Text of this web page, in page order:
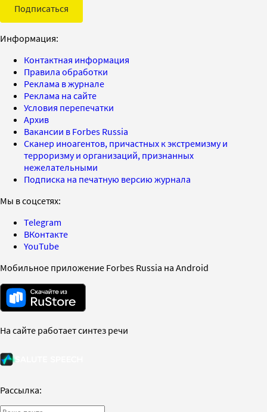
Подписаться
Информация:
Контактная информация
Правила обработки
Реклама в журнале
Реклама на сайте
Условия перепечатки
Архив
Вакансии в Forbes Russia
Сканер иноагентов, причастных к экстремизму и
терроризму и организаций, признанных
нежелательными
Подписка на печатную версию журнала
Мы в соцсетях:
Telegram
ВКонтакте
YouTube
Мобильное приложение Forbes Russia на Android
На сайте работает синтез речи
Рассылка: